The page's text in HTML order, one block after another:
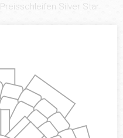
Preisschleifen Silver Star